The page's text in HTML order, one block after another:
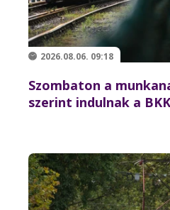
2026.08.06. 09:18
Szombaton a
szerint indulnak a